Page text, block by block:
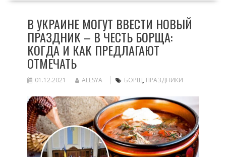
В УКРАИНЕ МОГУТ ВВЕСТИ НОВЫЙ
ПРАЗДНИК – В ЧЕСТЬ БОРЩА:
КОГДА И КАК ПРЕДЛАГАЮТ
ОТМЕЧАТЬ
01.12.2021 ALESYA БОРЩ, ПРАЗДНИКИ